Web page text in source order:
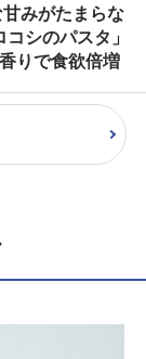
みがたまらな
シのパスタ」
りで食欲倍増